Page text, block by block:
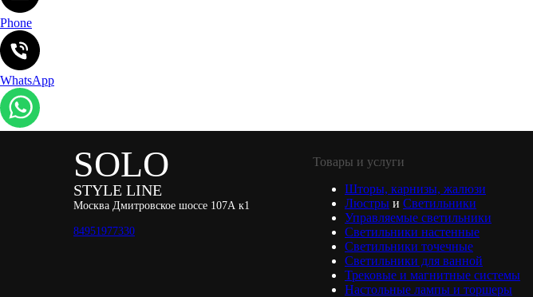
Phone
WhatsApp
SOLO
STYLE LINE
Москва Дмитровское шоссе 107А к1
84951977330
Товары и услуги
Шторы, карнизы, жалюзи
Люстры и Светильники
Управляемые светильники
Светильники настенные
Светильники точечные
Светильники для ванной
Трековые и магнитные системы
Настольные лампы и торшеры